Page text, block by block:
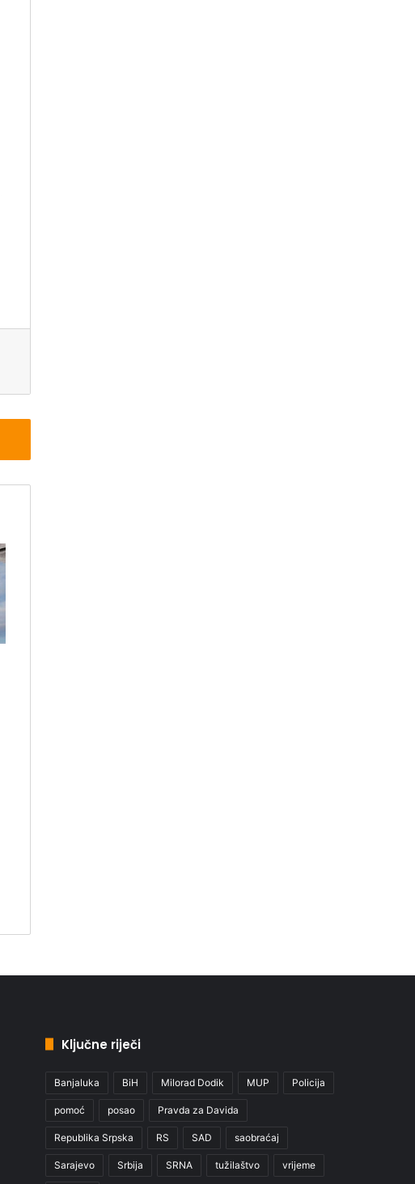
Ključne riječi
Banjaluka BiH Milorad Dodik MUP Policija
pomoć posao Pravda za Davida
Republika Srpska RS SAD saobraćaj
Sarajevo Srbija SRNA tužilaštvo vrijeme